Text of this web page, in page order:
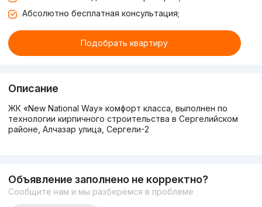
Абсолютно бесплатная консультация;
Подобрать квартиру
Описание
ЖК «New National Way» комфорт класса, выполнен по
технологии кирпичного строительства в Сергелийском
районе, Алчазар улица, Сергели-2
Объявление заполнено не корректно?
Сообщите нам и мы разберёмся в проблеме